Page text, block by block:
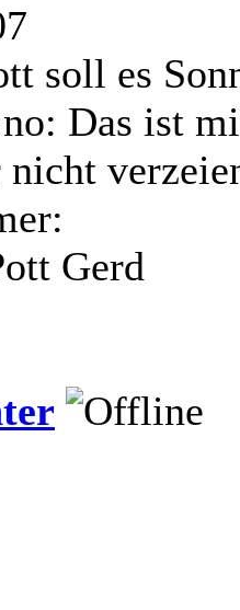
soll es
Das ist
Gerd